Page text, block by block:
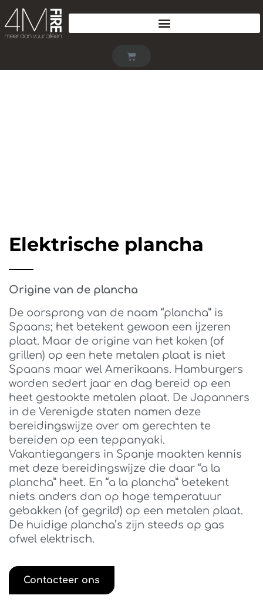
Elektrische plancha
Origine van de plancha
De oorsprong van de naam “plancha” is
Spaans; het betekent gewoon een ijzeren
plaat. Maar de origine van het koken (of
grillen) op een hete metalen plaat is niet
Spaans maar wel Amerikaans. Hamburgers
worden sedert jaar en dag bereid op een
heet gestookte metalen plaat. De Japanners
in de Verenigde staten namen deze
bereidingswijze over om gerechten te
bereiden op een teppanyaki.
Vakantiegangers in Spanje maakten kennis
met deze bereidingswijze die daar “a la
plancha” heet. En “a la plancha” betekent
niets anders dan op hoge temperatuur
gebakken (of gegrild) op een metalen plaat.
De huidige plancha’s zijn steeds op gas
ofwel elektrisch.
Contacteer ons